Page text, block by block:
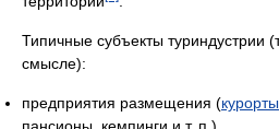
Типичные субъекты туриндустрии
смысле):
предприятия размещения (курорты
пансионы, кемпинги и т. п.),